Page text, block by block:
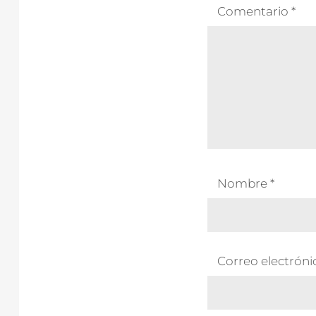
Comentario *
Nombre *
Correo